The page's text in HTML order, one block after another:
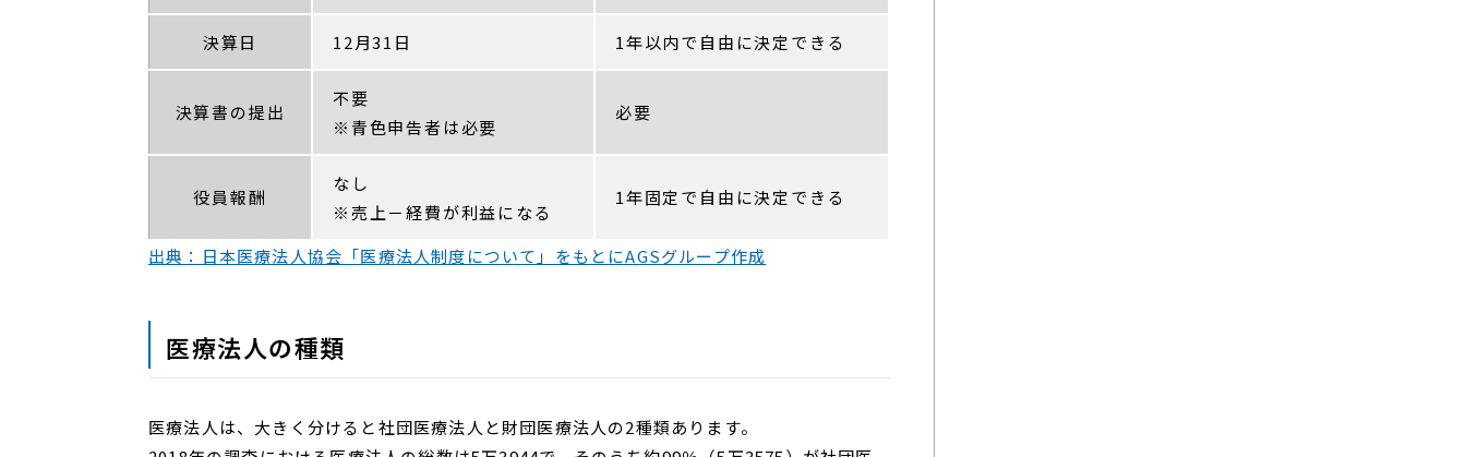
決算日 12月31日 1年以内で自由に決定できる
決算書の提出
不要
※青色申告者は必要
必要
役員報酬
なし
※売上－経費が利益になる
1年固定で自由に決定できる
出典：日本医療法人協会「医療法人制度について」をもとにAGSグループ作成
医療法人の種類
医療法人は、大きく分けると社団医療法人と財団医療法人の2種類あります。